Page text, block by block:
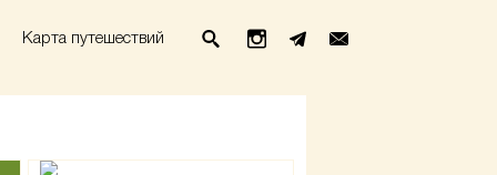
Карта путешествий